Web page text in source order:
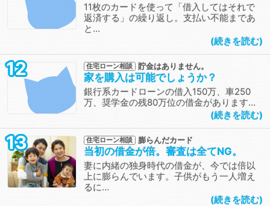
11枚のカードを使って「借入してはそれで
返済する」の繰り返し。支払い不能まであ
と…
続きを読む
12 住宅ローン相談 貯金はありません。
家を購入は可能でしょうか？
銀行系カードローンの借入150万、車250
万、奨学金の残80万位の借金があります…
続きを読む
13 住宅ローン相談 膨らんだカード
当初の借金が倍。審査は全てNG。
妻に内緒の独身時代の借金が、今では倍以
上に膨らんでいます。子供がもう一人増え
るに…
続きを読む